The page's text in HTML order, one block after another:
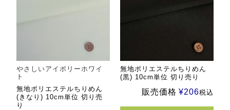
やさしいアイボリーホワイ
ト
無地ポリエステルちりめん
(きなり) 10cm単位 切り売
り
無地ポリエステルちりめん
(黒) 10cm単位 切り売り
販売価格 ¥206税込